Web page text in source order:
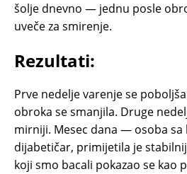
šolje dnevno — jednu posle
uveče za smirenje.
Rezultati:
Prve nedelje varenje se
obroka se smanjila. Druge
mirniji. Mesec dana — osoba
dijabetičar, primijetila je
koji smo bacali pokazao se kao